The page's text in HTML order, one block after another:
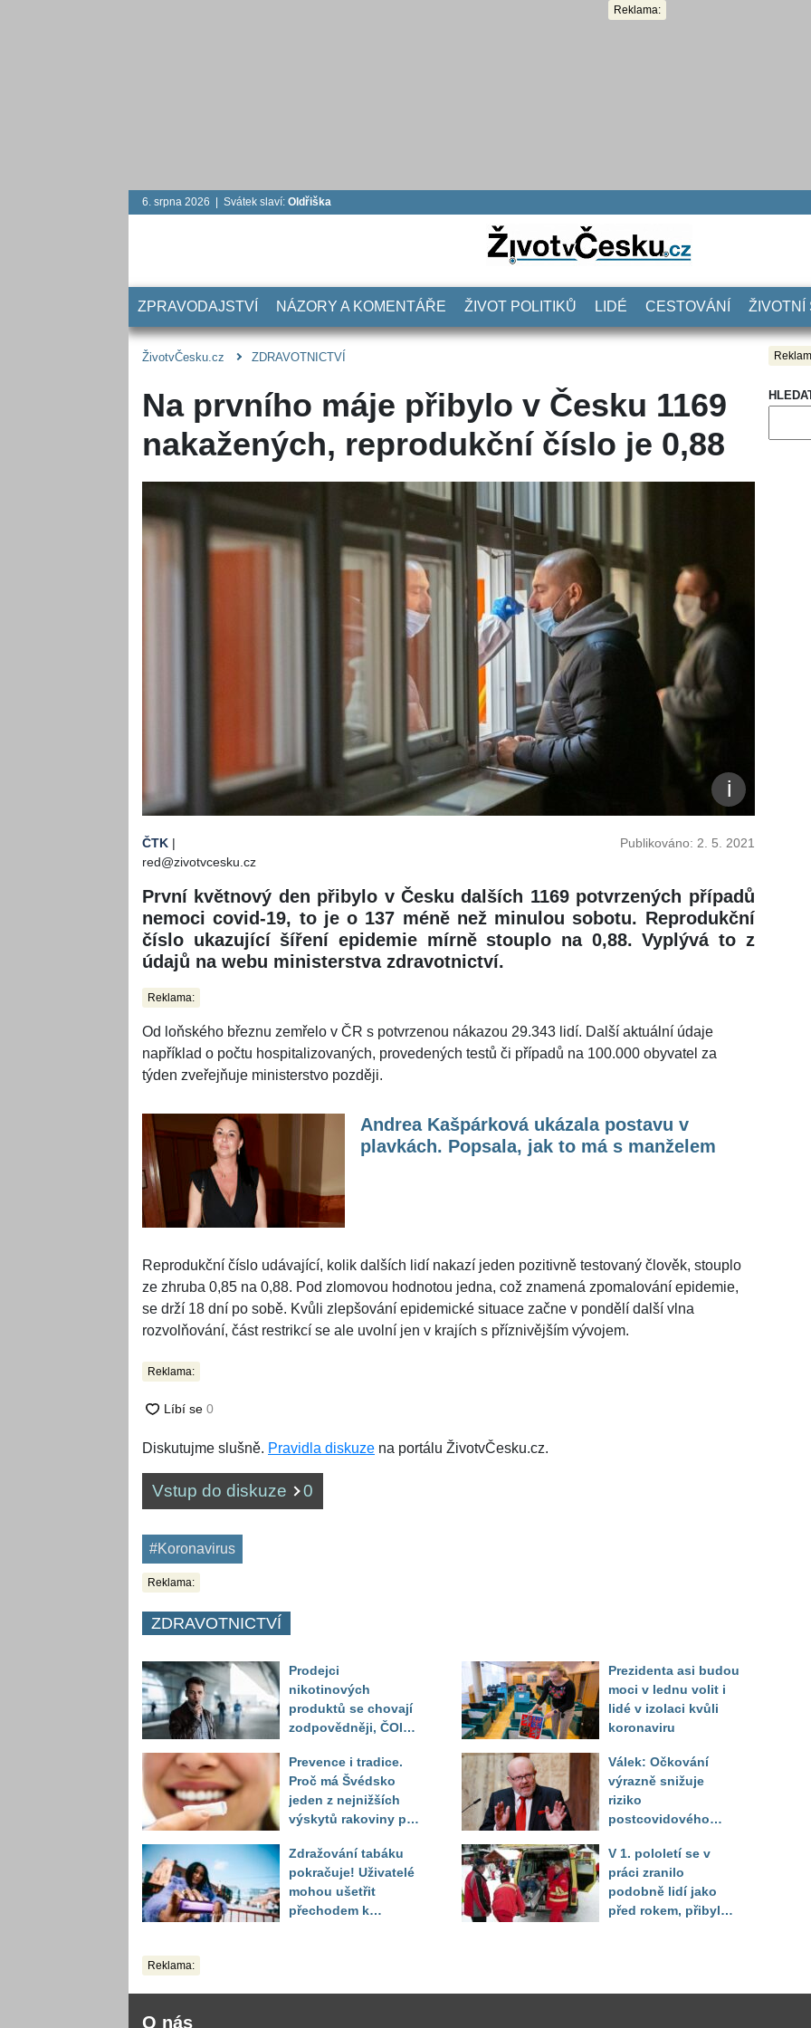
Reklama:
6. srpna 2026 | Svátek slaví: Oldřiška
ZPRAVODAJSTVÍ NÁZORY A KOMENTÁŘE ŽIVOT POLITIKŮ LIDÉ CESTOVÁNÍ ŽIVOTNÍ
ŽivotvČesku.cz ZDRAVOTNICTVÍ
Na prvního máje přibylo v Česku 1169
nakažených, reprodukční číslo je 0,88
ČTK |
red@zivotvcesku.cz
Publikováno: 2. 5. 2021
První květnový den přibylo v Česku dalších 1169 potvrzených případů
nemoci covid-19, to je o 137 méně než minulou sobotu. Reprodukční
číslo ukazující šíření epidemie mírně stouplo na 0,88. Vyplývá to z
údajů na webu ministerstva zdravotnictví.
Reklama:
Od loňského březnu zemřelo v ČR s potvrzenou nákazou 29.343 lidí. Další aktuální údaje
například o počtu hospitalizovaných, provedených testů či případů na 100.000 obyvatel za
týden zveřejňuje ministerstvo později.
Andrea Kašpárková ukázala postavu v
plavkách. Popsala, jak to má s manželem
Reprodukční číslo udávající, kolik dalších lidí nakazí jeden pozitivně testovaný člověk, stouplo
ze zhruba 0,85 na 0,88. Pod zlomovou hodnotou jedna, což znamená zpomalování epidemie,
se drží 18 dní po sobě. Kvůli zlepšování epidemické situace začne v pondělí další vlna
rozvolňování, část restrikcí se ale uvolní jen v krajích s příznivějším vývojem.
Reklama:
Diskutujme slušně. Pravidla diskuze na portálu ŽivotvČesku.cz.
Vstup do diskuze 0
#Koronavirus
Reklama:
ZDRAVOTNICTVÍ
Prodejci
nikotinových
produktů se chovají
zodpovědněji, ČOI
problém v prodeji
alkoholu mladistvým
Prevence i tradice.
Proč má Švédsko
jeden z nejnižších
výskytů rakoviny plic
Zdražování tabáku
pokračuje! Uživatelé
mohou ušetřit
přechodem k
Prezidenta asi budou
moci v lednu volit i
lidé v izolaci kvůli
koronaviru
Válek: Očkování
výrazně snižuje
riziko
postcovidového
V 1. pololetí se v
práci zranilo
podobně lidí jako
před rokem, přibylo
Reklama:
O nás